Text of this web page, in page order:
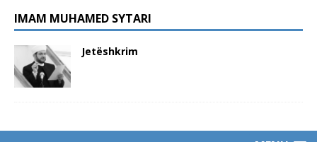
IMAM MUHAMED SYTARI
Jetëshkrim